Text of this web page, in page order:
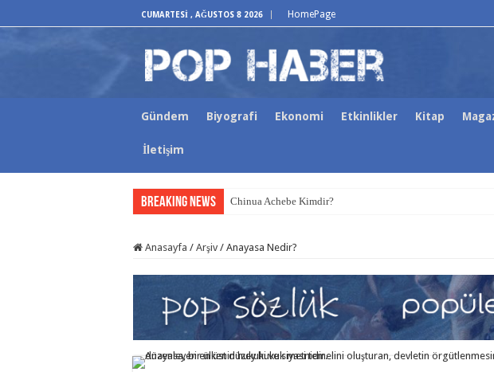
CUMARTESI , AĞUSTOS 8 2026 HomePage
Gündem Biyografi Ekonomi Etkinlikler Kitap
İletişim
Breaking News Chinua Achebe Kimdir?
Anasayfa / Arşiv / Anayasa Nedir?